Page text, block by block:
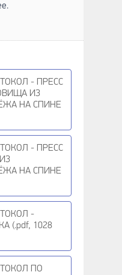
- ПРЕСС
ИЗ
НА СПИНЕ
- ПРЕСС
НА СПИНЕ
-
(.pdf, 1028
ПО